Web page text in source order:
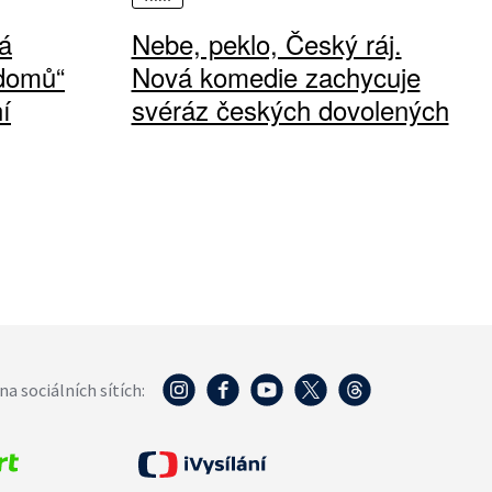
Nebe, peklo, Český ráj.
Nová komedie zachycuje
svéráz českých dovolených
sociálních sítích: